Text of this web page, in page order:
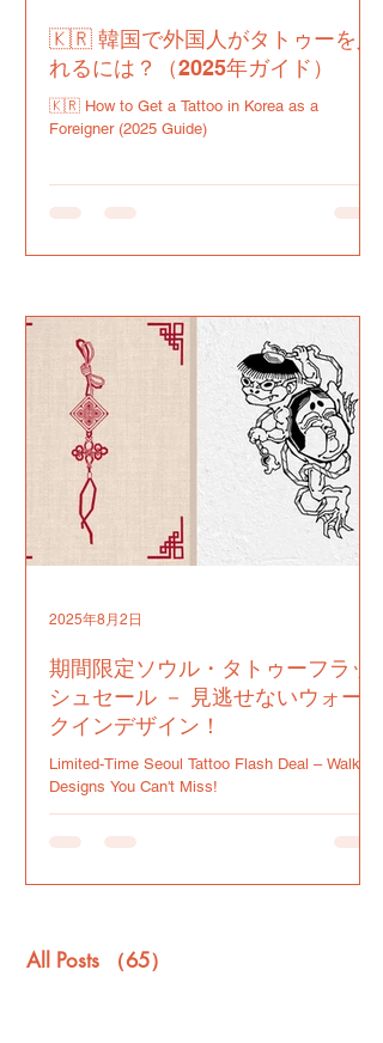
🇰🇷 韓国で外国人がタトゥーを入
れるには？（2025年ガイド）
🇰🇷 How to Get a Tattoo in Korea as a
Foreigner (2025 Guide)
期間限定ソウル・タトゥーフラッ
シュセール － 見逃せないウォー
クインデザイン！
Limited-Time Seoul Tattoo Flash Deal – Walk-In
Designs You Can't Miss!
2025年8月2日
All Posts （65）